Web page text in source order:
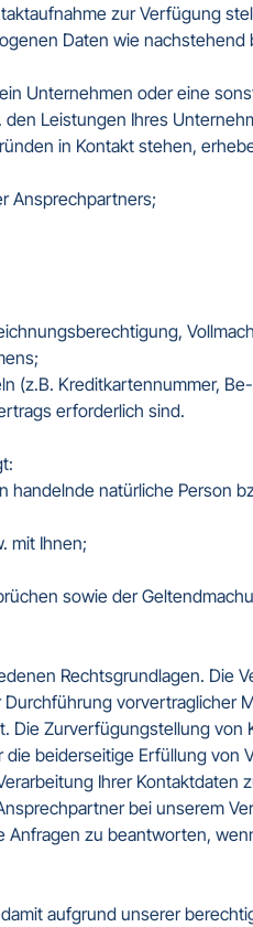
zur Verfügung
Daten wie nachstehend
Unternehmen oder eine
Leistungen Ihres
in Kontakt stehen,
Ansprechpartners;
(z.B. Kreditkartennummer,
erforderlich sind.
handelnde natürliche Person
mit Ihnen;
sowie der
Rechtsgrundlagen. Die
Die Zurverfügungstellung
beiderseitige Erfüllung von
Ihrer Kontaktdaten
bei unserem
zu beantworten,
damit aufgrund unserer